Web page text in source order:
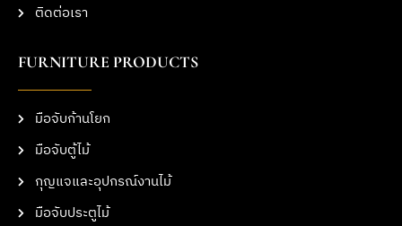
ติดต่อเรา
FURNITURE PRODUCTS
มือจับก้านโยก
มือจับตู้ไม้
กุญแจและอุปกรณ์งานไม้
มือจับประตูไม้